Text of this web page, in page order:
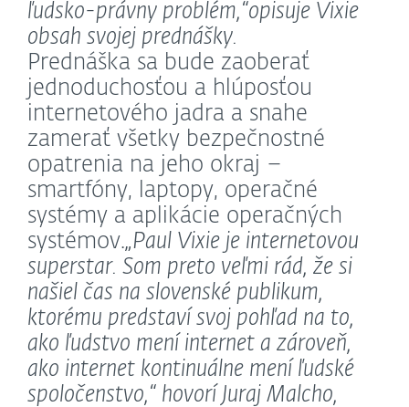
ľudsko-právny problém,“opisuje Vixie
obsah svojej prednášky.
Prednáška sa bude zaoberať
jednoduchosťou a hlúposťou
internetového jadra a snahe
zamerať všetky bezpečnostné
opatrenia na jeho okraj –
smartfóny, laptopy, operačné
systémy a aplikácie operačných
systémov.„Paul Vixie je internetovou
superstar. Som preto veľmi rád, že si
našiel čas na slovenské publikum,
ktorému predstaví svoj pohľad na to,
ako ľudstvo mení internet a zároveň,
ako internet kontinuálne mení ľudské
spoločenstvo,“ hovorí Juraj Malcho,